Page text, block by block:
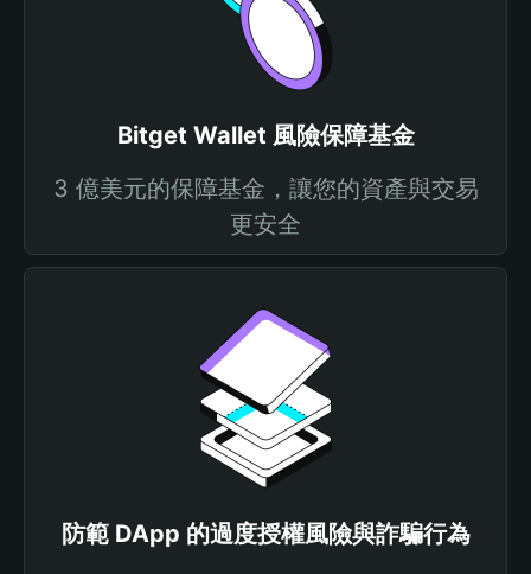
Bitget Wallet 風險保障基金
3 億美元的保障基金，讓您的資產與交易
更安全
防範 DApp 的過度授權風險與詐騙行為